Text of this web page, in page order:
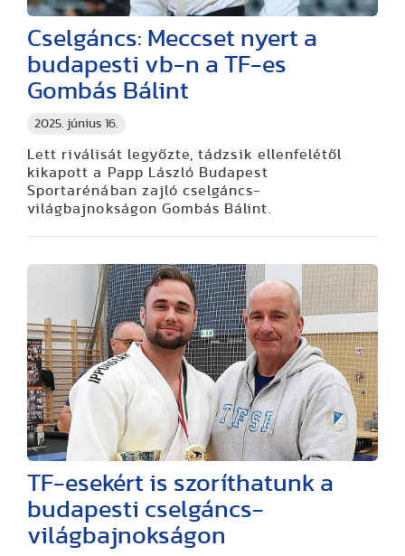
2025. június 16.
Cselgáncs: Meccset nyert a
budapesti vb-n a TF-es
Gombás Bálint
Lett riválisát legyőzte, tádzsik ellenfelétől
kikapott a Papp László Budapest
Sportarénában zajló cselgáncs-
világbajnokságon Gombás Bálint.
TF-esekért is szoríthatunk a
budapesti cselgáncs-
világbajnokságon